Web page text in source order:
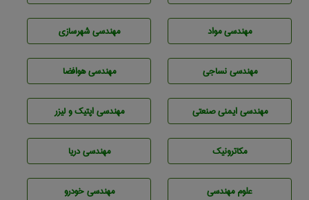
مهندسی مواد مهندسی شهرسازی
مهندسي نساجی مهندسی هوافضا
مهندسی ایمنی صنعتی مهندسی اپتیک و لیزر
مکاترونیک مهندسی دریا
علوم مهندسی مهندسی خودرو